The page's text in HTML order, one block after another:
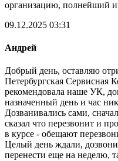
организацию, полнейший
09.12.2025 03:31
Андрей
Добрый день, оставляю
Петербургская Сервисная
рекомендовала наше УК,
назначенный день и час
Дозванивались сами,
сказал что перезвонит и
в курсе - обещают
Целый день ждали,
перенести еще на неделю,